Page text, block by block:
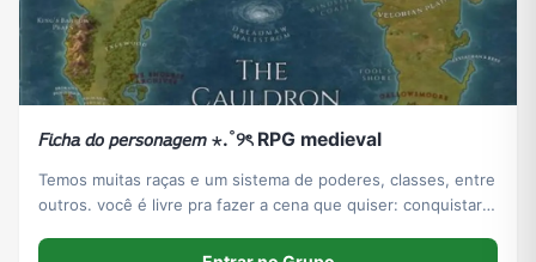
𝘍𝘪𝘤𝘩𝘢 𝘥𝘰 𝘱𝘦𝘳𝘴𝘰𝘯𝘢𝘨𝘦𝘮 ⋆.˚୨ৎ RPG medieval
Temos muitas raças e um sistema de poderes, classes, entre
outros. você é livre pra fazer a cena que quiser: conquistar